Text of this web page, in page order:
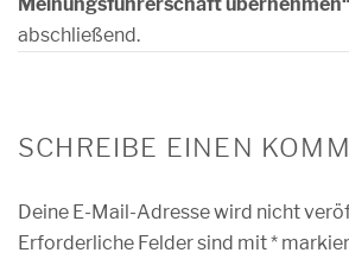
abschließend.
SCHREIBE EINEN
Deine E-Mail-Adresse wird nicht
Erforderliche Felder sind mit*